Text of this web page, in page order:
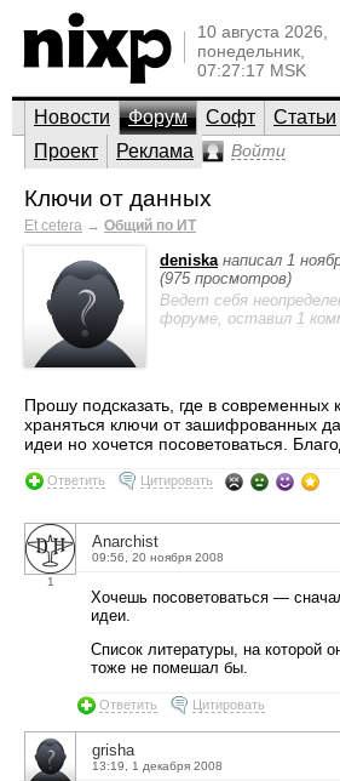
10 августа 2026,
понедельник,
07:27:17 MSK
Новости Форум Софт Статьи
Проект
Реклама Войти
Ключи от данных
Et cetera → Общий по ИТ
deniska написал 1
(975 просмотров)
Ведет себя
форуме, оставил 1
Прошу подсказать, где в современных
храняться ключи от зашифрованных
идеи но хочется посоветоваться.
Ответить Цитировать
1
Anarchist
09:56, 20 ноября 2008
Хочешь посоветоваться —
идеи.
Список литературы, на которой
тоже не помешал бы.
Ответить Цитировать
grisha
13:19, 1 декабря 2008